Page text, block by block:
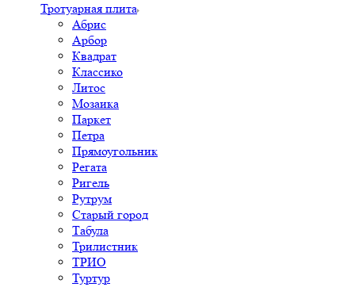
Тротуарная плита
Абрис
Арбор
Квадрат
Классико
Литос
Мозаика
Паркет
Петра
Прямоугольник
Регата
Ригель
Рутрум
Старый город
Табула
Трилистник
ТРИО
Туртур